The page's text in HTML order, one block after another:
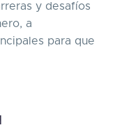
y desafíos
a
para que